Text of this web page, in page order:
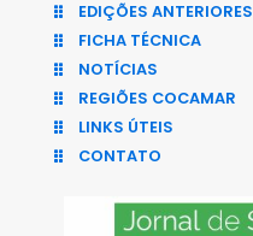
EDIÇÕES ANTERIORES
FICHA TÉCNICA
NOTÍCIAS
REGIÕES COCAMAR
LINKS ÚTEIS
CONTATO